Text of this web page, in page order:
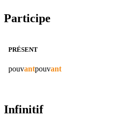
Participe
PRÉSENT
pouvantpouvant
Infinitif